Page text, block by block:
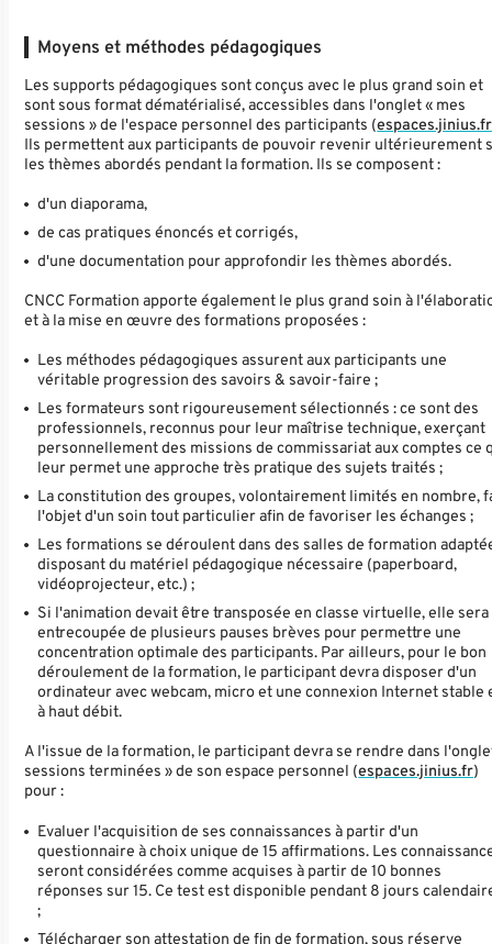
Moyens et méthodes pédagogiques
Les supports pédagogiques sont conçus avec le plus grand soin et
sont sous format dématérialisé, accessibles dans l'onglet « mes
sessions » de l'espace personnel des participants (espaces.jinius.fr
Ils permettent aux participants de pouvoir revenir ultérieurement
les thèmes abordés pendant la formation. Ils se composent :
d'un diaporama,
de cas pratiques énoncés et corrigés,
d'une documentation pour approfondir les thèmes abordés.
CNCC Formation apporte également le plus grand soin à
et à la mise en œuvre des formations proposées :
Les méthodes pédagogiques assurent aux participants une
véritable progression des savoirs & savoir-faire ;
Les formateurs sont rigoureusement sélectionnés : ce sont des
professionnels, reconnus pour leur maîtrise technique, exerçant
personnellement des missions de commissariat aux comptes ce
leur permet une approche très pratique des sujets traités ;
La constitution des groupes, volontairement limités en nombre,
l'objet d'un soin tout particulier afin de favoriser les échanges ;
Les formations se déroulent dans des salles de formation
disposant du matériel pédagogique nécessaire (paperboard,
vidéoprojecteur, etc.) ;
Si l'animation devait être transposée en classe virtuelle, elle sera
entrecoupée de plusieurs pauses brèves pour permettre une
concentration optimale des participants. Par ailleurs, pour le bon
déroulement de la formation, le participant devra disposer d'un
ordinateur avec webcam, micro et une connexion Internet stable
à haut débit.
A l'issue de la formation, le participant devra se rendre dans
sessions terminées » de son espace personnel (espaces.jinius.fr)
pour :
Evaluer l'acquisition de ses connaissances à partir d'un
questionnaire à choix unique de 15 affirmations. Les
seront considérées comme acquises à partir de 10 bonnes
réponses sur 15. Ce test est disponible pendant 8 jours
;
Télécharger son attestation de fin de formation, sous réserve